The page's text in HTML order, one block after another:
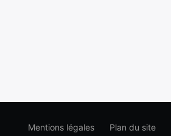
Mentions légales Plan du site